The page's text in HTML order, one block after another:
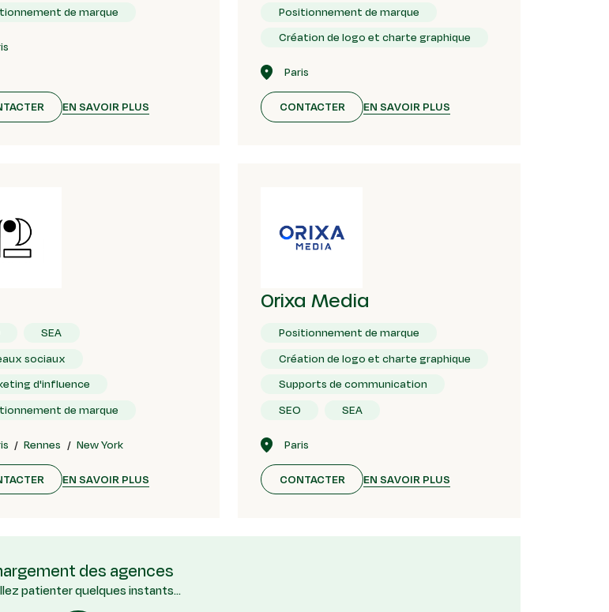
de marque
EN SAVOIR PLUS
Positionnement de marque
Création de logo et charte graphique
Paris
CONTACTER EN SAVOIR PLUS
SEA
sociaux
d'influence
de marque
Rennes New York
EN SAVOIR PLUS
Orixa Media
Positionnement de marque
Création de logo et charte graphique
Supports de communication
SEO
SEA
Paris
CONTACTER EN SAVOIR PLUS
des agences
patienter quelques instants...